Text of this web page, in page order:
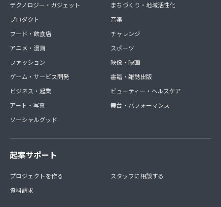
テクノロジー・ガジェット
プロダクト
フード・飲食店
アニメ・漫画
ファッション
ゲーム・サービス開発
ビジネス・起業
アート・写真
ソーシャルグッド
まちづくり・地域活性化
音楽
チャレンジ
スポーツ
映像・映画
書籍・雑誌出版
ビューティー・ヘルスケア
舞台・パフォーマンス
起案サポート
プロジェクトを作る
資料請求
スタッフに相談する